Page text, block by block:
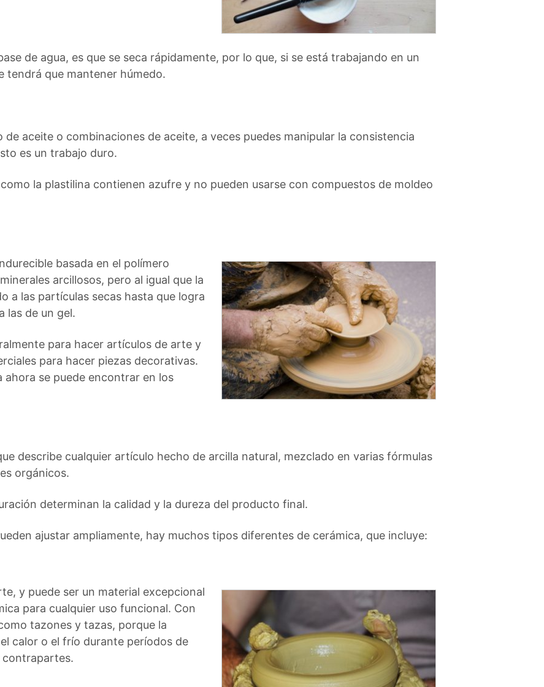
de agua, es que se seca rápidamente, por lo que, si se está trabajando en un
tendrá que mantener húmedo.
aceite o combinaciones de aceite, a veces puedes manipular la consistencia
es un trabajo duro.
la plastilina contienen azufre y no pueden usarse con compuestos de moldeo
basada en el polímero
arcillosos, pero al igual que la
a las partículas secas hasta que logra
las de un gel.
para hacer artículos de arte y
para hacer piezas decorativas.
se puede encontrar en los
describe cualquier artículo hecho de arcilla natural, mezclado en varias fórmulas
orgánicos.
determinan la calidad y la dureza del producto final.
ajustar ampliamente, hay muchos tipos diferentes de cerámica, que incluye:
y puede ser un material excepcional
para cualquier uso funcional. Con
tazones y tazas, porque la
calor o el frío durante períodos de
contrapartes.